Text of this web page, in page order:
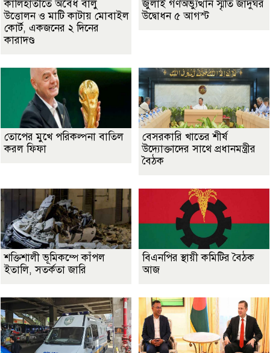
কালিহাতীতে অবৈধ বালু
উত্তোলন ও মাটি কাটায় মোবাইল
কোর্ট, একজনের ২ দিনের
কারাদণ্ড
জুলাই গণঅভ্যুত্থান স্মৃতি জাদুঘর
উদ্বোধন ৫ আগস্ট
তোপের মুখে পরিকল্পনা বাতিল
করল ফিফা
বেসরকারি খাতের শীর্ষ
উদ্যোক্তাদের সাথে প্রধানমন্ত্রীর
বৈঠক
শক্তিশালী ভূমিকম্পে কাঁপল
ইতালি, সতর্কতা জারি
বিএনপির স্থায়ী কমিটির বৈঠক
আজ